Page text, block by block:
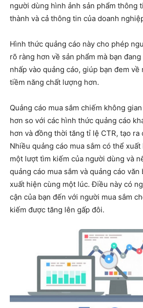
người dùng hình ảnh sản phẩm thông
thành và cả thông tin của doanh
Hình thức quảng cáo này cho phép
rõ ràng hơn về sản phẩm mà bạn
nhấp vào quảng cáo, giúp bạn đem về
tiềm năng chất lượng hơn.
Quảng cáo mua sắm chiếm không
hơn so với các hình thức quảng cáo
hơn và đồng thời tăng tỉ lệ CTR, tạo ra
Nhiều quảng cáo mua sắm có thể
một lượt tìm kiếm của người dùng và
quảng cáo mua sắm và quảng cáo
xuất hiện cùng một lúc. Điều này có
cận của bạn đến với người mua sắm
kiếm được tăng lên gấp đôi.